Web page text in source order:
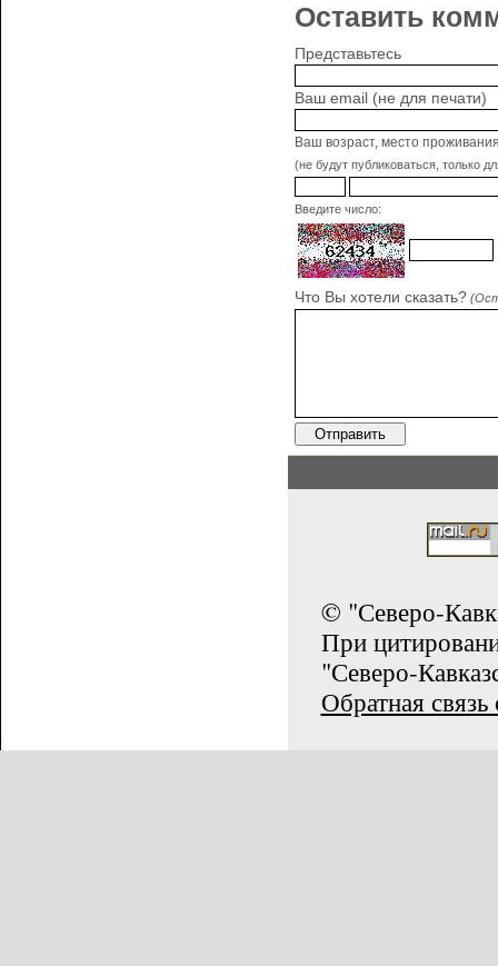
Оставить
Представьтесь
Ваш email (не для печати)
Ваш возраст, место
(не будут публиковаться, только
Введите число:
Что Вы хотели сказать?
© "Северо-
При
"Северо-
Обратная